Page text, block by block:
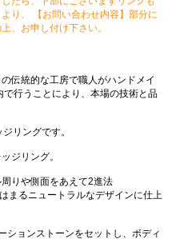
り、 【お問い合わせ内容】部分に
、お申し付け下さい。
伝統的な工房で職人がハンドメイ
で行うことにより、本場の技術と品
リングです。
ジリング。
りや側面をあえて2進法
まるニュートラルなデザインに仕上
ションストーンをセットし、ボディ